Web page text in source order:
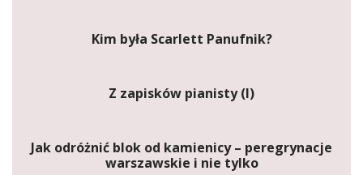
Kim była Scarlett Panufnik?
Z zapisków pianisty (I)
Jak odróżnić blok od kamienicy – peregrynacje
warszawskie i nie tylko